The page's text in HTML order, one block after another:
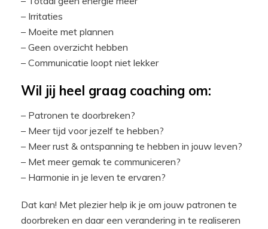
– Irritaties
– Moeite met plannen
– Geen overzicht hebben
– Communicatie loopt niet lekker
Wil jij heel graag coaching om:
– Patronen te doorbreken?
– Meer tijd voor jezelf te hebben?
– Meer rust & ontspanning te hebben in jouw leven?
– Met meer gemak te communiceren?
– Harmonie in je leven te ervaren?
Dat kan! Met plezier help ik je om jouw patronen te
doorbreken en daar een verandering in te realiseren